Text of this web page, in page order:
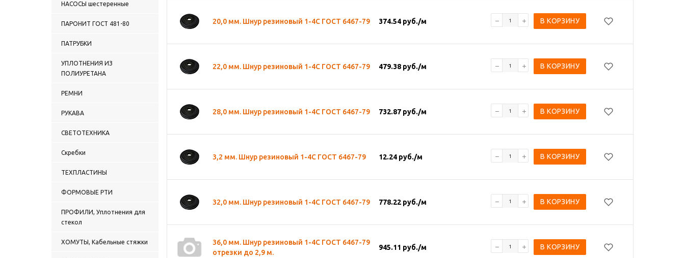
НАСОСЫ шестеренные
ПАРОНИТ ГОСТ 481-80
ПАТРУБКИ
УПЛОТНЕНИЯ ИЗ
ПОЛИУРЕТАНА
РЕМНИ
РУКАВА
СВЕТОТЕХНИКА
Скребки
ТЕХПЛАСТИНЫ
ФОРМОВЫЕ РТИ
ПРОФИЛИ, Уплотнения для
стекол
ХОМУТЫ, Кабельные стяжки
20,0 мм. Шнур резиновый 1-4С ГОСТ 6467-79 374.54 руб./м В КОРЗИНУ
22,0 мм. Шнур резиновый 1-4С ГОСТ 6467-79 479.38 руб./м В КОРЗИНУ
28,0 мм. Шнур резиновый 1-4С ГОСТ 6467-79 732.87 руб./м В КОРЗИНУ
3,2 мм. Шнур резиновый 1-4С ГОСТ 6467-79 12.24 руб./м В КОРЗИНУ
32,0 мм. Шнур резиновый 1-4С ГОСТ 6467-79 778.22 руб./м В КОРЗИНУ
36,0 мм. Шнур резиновый 1-4С ГОСТ 6467-79
отрезки до 2,9 м.
945.11 руб./м В КОРЗИНУ